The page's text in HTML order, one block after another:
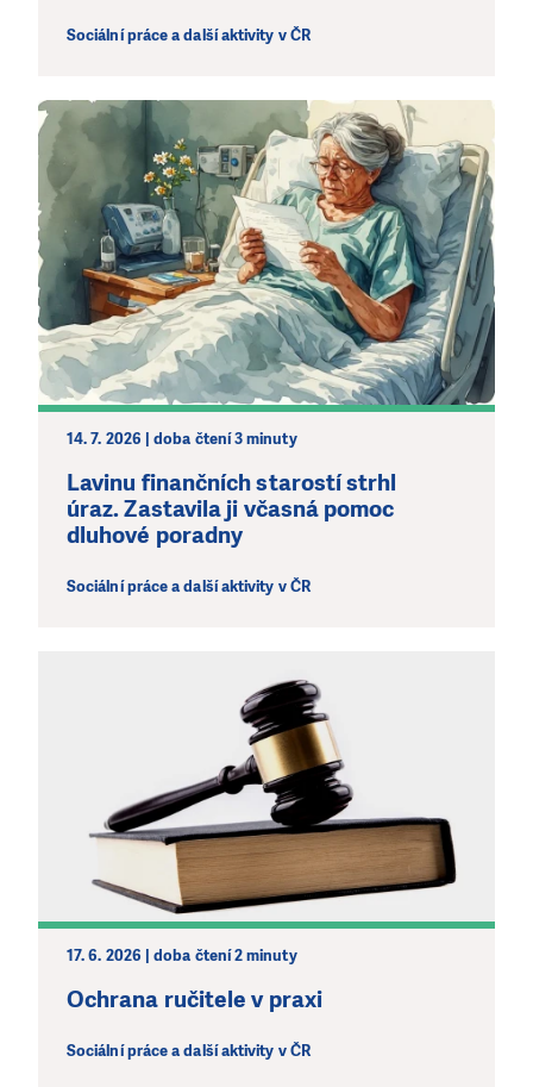
Sociální práce a další aktivity v ČR
14. 7. 2026 | doba čtení 3 minuty
Lavinu finančních starostí strhl
úraz. Zastavila ji včasná pomoc
dluhové poradny
Sociální práce a další aktivity v ČR
17. 6. 2026 | doba čtení 2 minuty
Ochrana ručitele v praxi
Sociální práce a další aktivity v ČR
LÍBÍ SE VÁM, CO DĚLÁME?
Abychom mohli pomáhat smysluplně, neobejdeme se
bez Vaší podpory. Ať už se nám rozhodnete pomoci
jedním darem nebo se stanete pravidelným dárcem
Klubu přátel, Vaše dary nám umožní pomoci vždy tam,
kde je to nejvíce potřeba.
DAROVAT DAROVAT PRAVIDELNĚ